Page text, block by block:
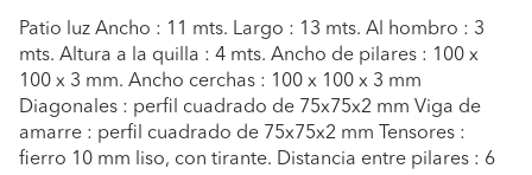
Patio luz Ancho : 11 mts. Largo : 13 mts. Al hombro : 3
mts. Altura a la quilla : 4 mts. Ancho de pilares : 100 x
100 x 3 mm. Ancho cerchas : 100 x 100 x 3 mm
Diagonales : perfil cuadrado de 75x75x2 mm Viga de
amarre : perfil cuadrado de 75x75x2 mm Tensores :
fierro 10 mm liso, con tirante. Distancia entre pilares : 6